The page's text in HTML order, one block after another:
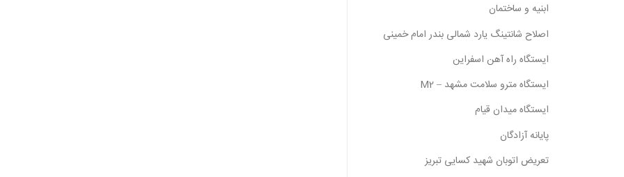
ابنیه و ساختمان
اصلاح شانتینگ یارد شمالی بندر امام خمینی
ایستگاه راه آهن اسفراین
ایستگاه مترو سلامت مشهد – M2
ایستگاه میدان قیام
پایانه آزادگان
تعریض اتوبان شهید کسایی تبریز